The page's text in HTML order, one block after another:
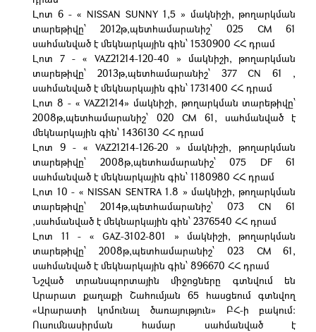
Լոտ 6 - « NISSAN SUNNY 1,5 » մակնիշի, թողարկման
տարեթիվը՝ 2012թ,պետհամարանիշ՝ 025 CM 61
սահմանված է մեկնարկային գին՝ 1530900 ՀՀ դրամ
Լոտ 7 - « VAZ21214-120-40 » մակնիշի, թողարկման
տարեթիվը՝ 2013թ,պետհամարանիշ՝ 377 CN 61 ,
սահմանված է մեկնարկային գին՝ 1731400 ՀՀ դրամ
Լոտ 8 - « VAZ21214» մակնիշի, թողարկման տարեթիվը՝
2008թ,պետհամարանիշ՝ 020 CM 61, սահմանված է
մեկնարկային գին՝ 1436130 ՀՀ դրամ
Լոտ 9 - « VAZ21214-126-20 » մակնիշի, թողարկման
տարեթիվը՝ 2008թ,պետհամարանիշ՝ 075 DF 61
սահմանված է մեկնարկային գին՝ 1180980 ՀՀ դրամ
Լոտ 10 - « NISSAN SENTRA 1.8 » մակնիշի, թողարկման
տարեթիվը՝ 2014թ,պետհամարանիշ՝ 073 CN 61
,սահմանված է մեկնարկային գին՝ 2376540 ՀՀ դրամ
Լոտ 11 - « GAZ-3102-801 » մակնիշի, թողարկման
տարեթիվը՝ 2008թ,պետհամարանիշ՝ 023 CM 61,
սահմանված է մեկնարկային գին՝ 896670 ՀՀ դրամ
Նշված տրանսպորտային միջոցները գտնվում են
Արարատ քաղաքի Շահումյան 65 հասցեում գտնվող
«Արարատի կոմունալ ծառայություն» ԲՀ-ի բակում:
Ուսումնասիրման համար սահմանված է